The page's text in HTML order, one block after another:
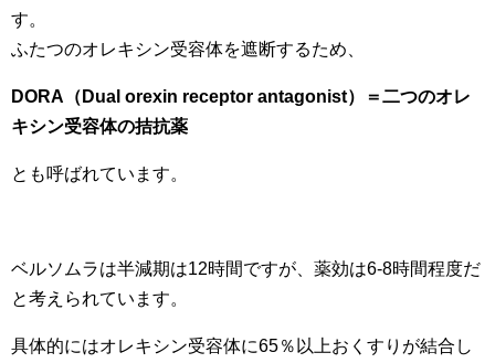
す。
ふたつのオレキシン受容体を遮断するため、
DORA（Dual orexin receptor antagonist）＝二つのオレ
キシン受容体の拮抗薬
とも呼ばれています。
ベルソムラは半減期は12時間ですが、薬効は6-8時間程度だ
と考えられています。
具体的にはオレキシン受容体に65％以上おくすりが結合し